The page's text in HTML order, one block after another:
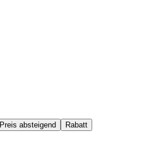
Preis absteigend Rabatt